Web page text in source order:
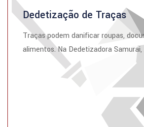
Dedetização de Traças
Traças podem danificar roupas,
alimentos. Na Dedetizadora